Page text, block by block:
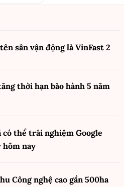
sân vận động là VinFast 2
thời hạn bảo hành 5 năm
thể trải nghiệm Google
hôm nay
Công nghệ cao gần 500ha